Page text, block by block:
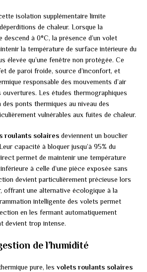
isolation supplémentaire limite
de chaleur. Lorsque la
descend à 0°C, la présence d’un volet
la température de surface intérieure du
élevée qu’une fenêtre non protégée. Ce
de paroi froide, source d’inconfort, et
responsable des mouvements d’air
ouvertures. Les études thermographiques
ponts thermiques au niveau des
vulnérables aux fuites de chaleur.
roulants solaires deviennent un bouclier
capacité à bloquer jusqu’à 95% du
permet de maintenir une température
à celle d’une pièce exposée sans
devient particulièrement précieuse lors
offrant une alternative écologique à la
intelligente des volets permet
en les fermant automatiquement
devient trop intense.
de l’humidité
pure, les volets roulants solaires